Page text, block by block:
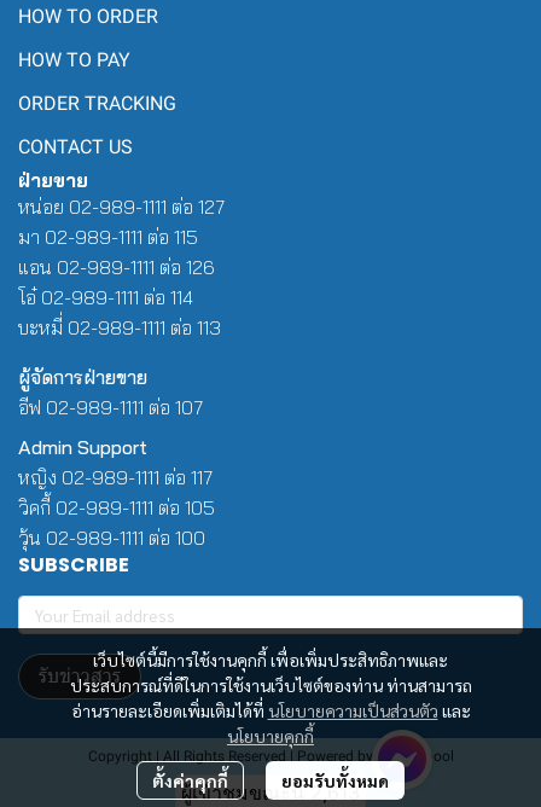
เว็บไซต์นี้มีการใช้งานคุกกี้ เพื่อเพิ่มประสิทธิภาพและ
ประสบการณ์ที่ดีในการใช้งานเว็บไซต์ของท่าน ท่านสามารถ
อ่านรายละเอียดเพิ่มเติมได้ที่ นโยบายความเป็นส่วนตัว และ
นโยบายคุกกี้
ตั้งค่าคุกกี้ ยอมรับทั้งหมด
HOW TO ORDER
HOW TO PAY
ORDER TRACKING
CONTACT US
ฝ่ายขาย
หน่อย 02-989-1111 ต่อ 127
มา 02-989-1111 ต่อ 115
แอน 02-989-1111 ต่อ 126
โอ๋ 02-989-1111 ต่อ 114
บะหมี่ 02-989-1111 ต่อ 113
ผู้จัดการฝ่ายขาย
อีฟ 02-989-1111 ต่อ 107
Admin Support
หญิง 02-989-1111 ต่อ 117
วิคกี้ 02-989-1111 ต่อ 105
วุ้น 02-989-1111 ต่อ 100
SUBSCRIBE
รับข่าวสาร
Copyright | All Rights Reserved | Powered by Winwinpool
ผู้เข้าชมขณะนี้2,613